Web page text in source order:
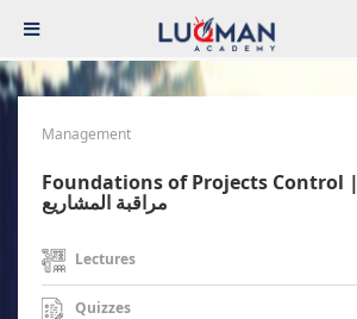
Management
Foundations of Projects Control | أسس ومهام
مراقبة المشاريع
Lectures
Quizzes